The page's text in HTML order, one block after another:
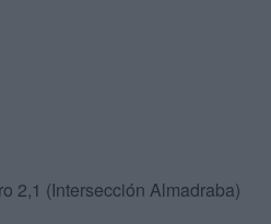
2,1 (Intersección Almadraba)